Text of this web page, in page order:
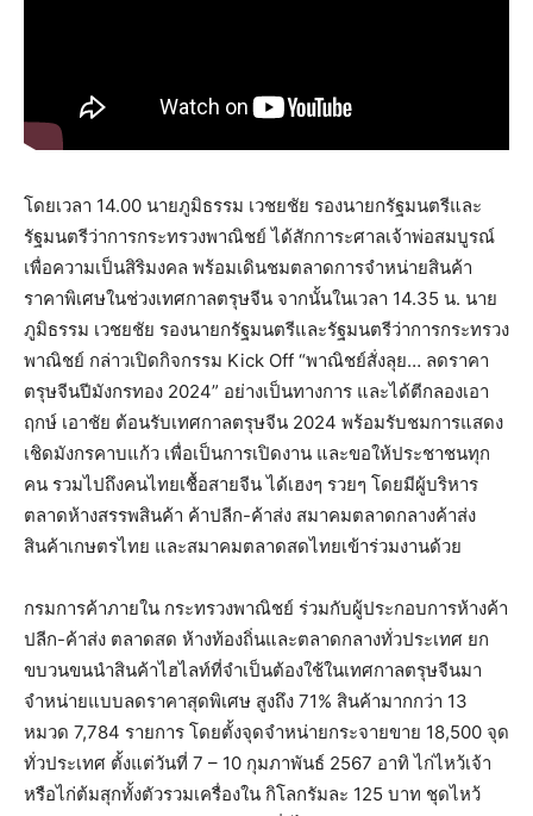
โดยเวลา 14.00 นายภูมิธรรม เวชยชัย รองนายกรัฐมนตรีและ
รัฐมนตรีว่าการกระทรวงพาณิชย์ ได้สักการะศาลเจ้าพ่อสมบูรณ์
เพื่อความเป็นสิริมงคล พร้อมเดินชมตลาดการจำหน่ายสินค้า
ราคาพิเศษในช่วงเทศกาลตรุษจีน จากนั้นในเวลา 14.35 น. นาย
ภูมิธรรม เวชยชัย รองนายกรัฐมนตรีและรัฐมนตรีว่าการกระทรวง
พาณิชย์ กล่าวเปิดกิจกรรม Kick Off “พาณิชย์สั่งลุย… ลดราคา
ตรุษจีนปีมังกรทอง 2024” อย่างเป็นทางการ และได้ตีกลองเอา
ฤกษ์ เอาชัย ต้อนรับเทศกาลตรุษจีน 2024 พร้อมรับชมการแสดง
เชิดมังกรคาบแก้ว เพื่อเป็นการเปิดงาน และขอให้ประชาชนทุก
คน รวมไปถึงคนไทยเชื้อสายจีน ได้เฮงๆ รวยๆ โดยมีผู้บริหาร
ตลาดห้างสรรพสินค้า ค้าปลีก-ค้าส่ง สมาคมตลาดกลางค้าส่ง
สินค้าเกษตรไทย และสมาคมตลาดสดไทยเข้าร่วมงานด้วย
กรมการค้าภายใน กระทรวงพาณิชย์ ร่วมกับผู้ประกอบการห้างค้า
ปลีก-ค้าส่ง ตลาดสด ห้างท้องถิ่นและตลาดกลางทั่วประเทศ ยก
ขบวนขนนำสินค้าไฮไลท์ที่จำเป็นต้องใช้ในเทศกาลตรุษจีนมา
จำหน่ายแบบลดราคาสุดพิเศษ สูงถึง 71% สินค้ามากกว่า 13
หมวด 7,784 รายการ โดยตั้งจุดจำหน่ายกระจายขาย 18,500 จุด
ทั่วประเทศ ตั้งแต่วันที่ 7 – 10 กุมภาพันธ์ 2567 อาทิ ไก่ไหว้เจ้า
หรือไก่ต้มสุกทั้งตัวรวมเครื่องใน กิโลกรัมละ 125 บาท ชุดไหว้